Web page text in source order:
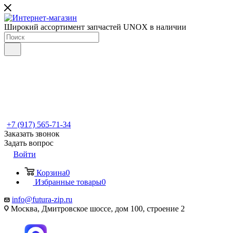
Широкий ассортимент запчастей UNOX в наличии
+7 (917) 565-71-34
Заказать звонок
Задать вопрос
Войти
Корзина0
Избранные товары0
info@futura-zip.ru
Москва, Дмитровское шоссе, дом 100, строение 2